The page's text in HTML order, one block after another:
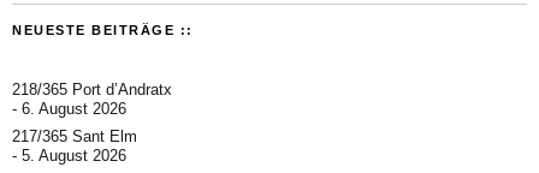
NEUESTE BEITRÄGE ::
218/365 Port d’Andratx
6. August 2026
217/365 Sant Elm
5. August 2026